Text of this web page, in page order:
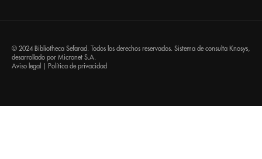
© 2024 Bibliotheca Sefarad. Todos los derechos reservados. Sistema de consulta Knosys
desarrollado por Micronet S.A.
Aviso legal
Política de privacidad